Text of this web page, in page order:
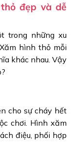
đẹp và dễ
trong những xu
hình thỏ mỗi
khác nhau. Vậy
cho sự cháy hết
chơi. Hình xăm
điệu, phối hợp